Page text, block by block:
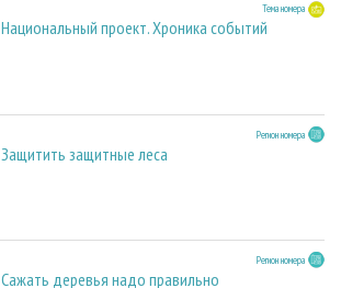
Тема номера
Национальный проект. Хроника событий
Регион номера
Защитить защитные леса
Регион номера
Сажать деревья надо правильно